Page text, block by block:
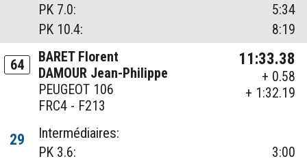
PK 7.0:
5:34
PK 10.4:
8:19
64
BARET Florent
DAMOUR Jean-Philippe
PEUGEOT 106
FRC4 - F213
11:33.38
+ 0.58
+ 1:32.19
29
Intermédiaires:
PK 3.6:
3:00